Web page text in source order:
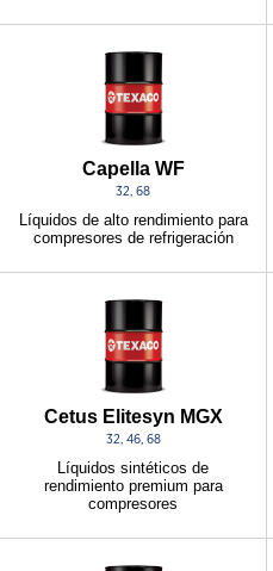
Capella WF
32, 68
Líquidos de alto rendimiento para
compresores de refrigeración
Cetus Elitesyn MGX
32, 46, 68
Líquidos sintéticos de
rendimiento premium para
compresores